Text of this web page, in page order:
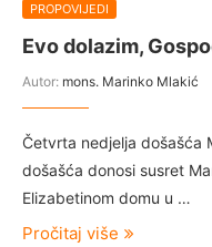
PROPOVIJEDI
Evo dolazim,
Autor: mons. Marinko Mlakić
Četvrta nedjelja došašća
došašća donosi susret
Elizabetinom domu u …
Pročitaj više